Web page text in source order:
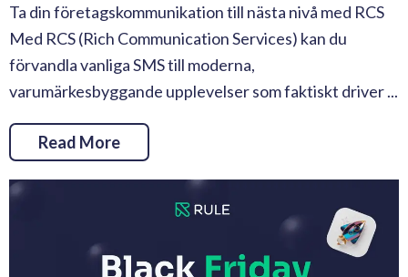
Ta din företagskommunikation till nästa nivå med RCS
Med RCS (Rich Communication Services) kan du
förvandla vanliga SMS till moderna,
varumärkesbyggande upplevelser som faktiskt driver ...
Read More